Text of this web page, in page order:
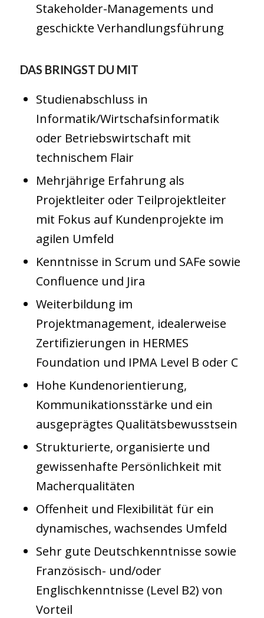
Stakeholder-Managements und
geschickte Verhandlungsführung
DAS BRINGST DU MIT
Studienabschluss in
Informatik/Wirtschafsinformatik
oder Betriebswirtschaft mit
technischem Flair
Mehrjährige Erfahrung als
Projektleiter oder Teilprojektleiter
mit Fokus auf Kundenprojekte im
agilen Umfeld
Kenntnisse in Scrum und SAFe sowie
Confluence und Jira
Weiterbildung im
Projektmanagement, idealerweise
Zertifizierungen in HERMES
Foundation und IPMA Level B oder C
Hohe Kundenorientierung,
Kommunikationsstärke und ein
ausgeprägtes Qualitätsbewusstsein
Strukturierte, organisierte und
gewissenhafte Persönlichkeit mit
Macherqualitäten
Offenheit und Flexibilität für ein
dynamisches, wachsendes Umfeld
Sehr gute Deutschkenntnisse sowie
Französisch- und/oder
Englischkenntnisse (Level B2) von
Vorteil